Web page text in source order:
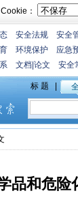
：
安全法规 安全
环境保护 应急
文档 论文 安全
品和危险